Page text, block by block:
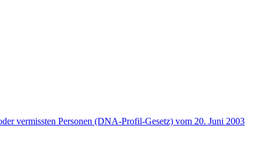
vermissten Personen (DNA-Profil-Gesetz) vom 20. Juni 2003